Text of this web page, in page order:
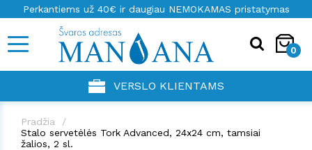
Perkantiems už 40€ ir daugiau NEMOKAMAS pristatymas
0
VERSLO KLIENTAMS
Pradžia
Stalo servetėlės Tork Advanced, 24x24 cm, tamsiai
žalios, 2 sl.